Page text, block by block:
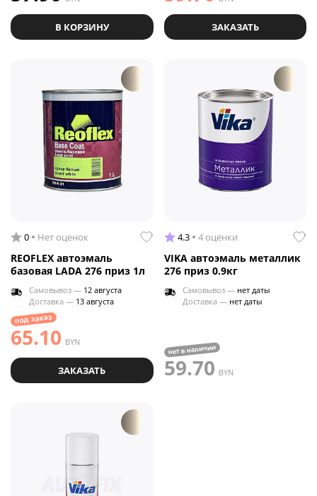
В КОРЗИНУ ЗАКАЗАТЬ
0 Нет оценок
REOFLEX автоэмаль
базовая LADA 276 приз 1л
Самовывоз — 12 августа
Доставка — 13 августа
под заказ
65.10 BYN
ЗАКАЗАТЬ
4.3 4 оценки
VIKA автоэмаль металлик
276 приз 0.9кг
Самовывоз — нет даты
Доставка — нет даты
нет в наличии
59.70 BYN